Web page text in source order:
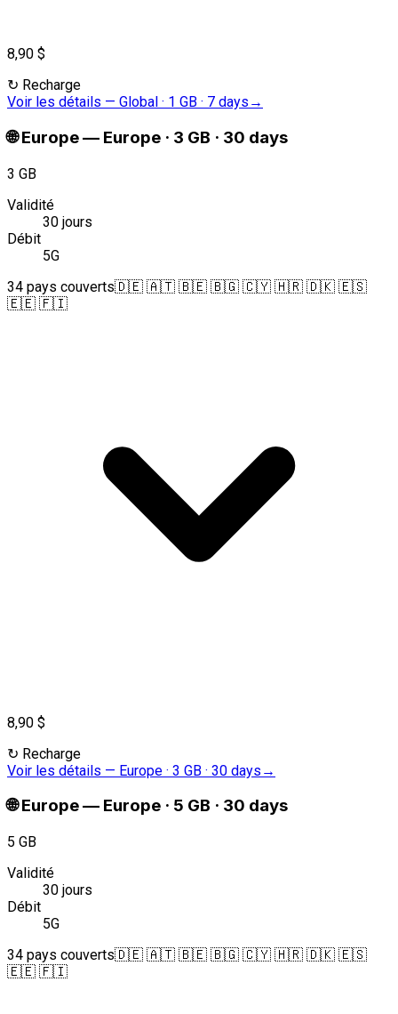
8,90 $
↻ Recharge
Voir les détails — Global · 1 GB · 7 days →
🌐 Europe— Europe · 3 GB · 30 days
3 GB
Validité
30 jours
Débit
5G
34 pays couverts🇩🇪 🇦🇹 🇧🇪 🇧🇬 🇨🇾 🇭🇷 🇩🇰 🇪🇸
🇪🇪 🇫🇮
8,90 $
↻ Recharge
Voir les détails — Europe · 3 GB · 30 days →
🌐 Europe— Europe · 5 GB · 30 days
5 GB
Validité
30 jours
Débit
5G
34 pays couverts🇩🇪 🇦🇹 🇧🇪 🇧🇬 🇨🇾 🇭🇷 🇩🇰 🇪🇸
🇪🇪 🇫🇮